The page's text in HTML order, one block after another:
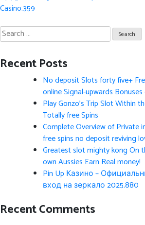
Casino.359
Search
for:
Recent Posts
No deposit Slots forty five+
online Signal-upwards
Play Gonzo’s Trip Slot Within
Totally free Spins
Complete Overview of Private
free spins no deposit reviving
Greatest slot mighty kong On
own Aussies Earn Real money!
Pin Up Казино –
вход на зеркало 2025.880
Recent Comments